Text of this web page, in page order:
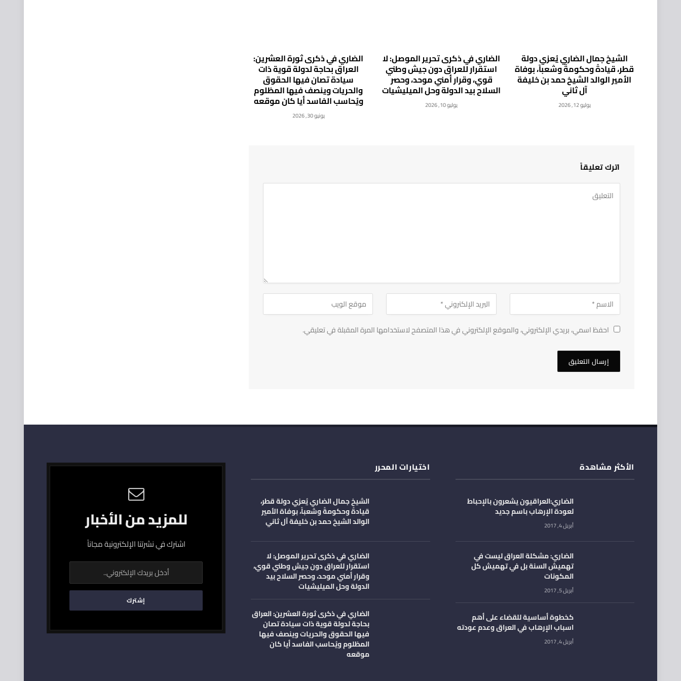
الشيخ جمال الضاري يُعزي دولة
قطر، قيادةً وحكومةً وشعباً، بوفاة
الأمير الوالد الشيخ حمد بن خليفة
آل ثاني
يوليو 12, 2026
الضاري في ذكرى تحرير الموصل: لا
استقرار للعراق دون جيش وطني
قوي، وقرار أمني موحد، وحصر
السلاح بيد الدولة وحل الميليشيات
يوليو 10, 2026
الضاري في ذكرى ثورة العشرين:
العراق بحاجة لدولة قوية ذات
سيادة تصان فيها الحقوق
والحريات وينصف فيها المظلوم
ويُحاسب الفاسد أيا كان موقعه
يونيو 30, 2026
اترك تعليقاً
احفظ اسمي، بريدي الإلكتروني، والموقع الإلكتروني في هذا المتصفح لاستخدامها المرة المقبلة في تعليقي.
الأكثر مشاهدة
الضاري:العراقيون يشعرون بالإحباط
لعودة الإرهاب باسم جديد
أبريل 4, 2017
الضاري: مشكلة العراق ليست في
تهميش السنة بل في تهميش كل
المكونات
أبريل 5, 2017
كخطوة أساسية للقضاء على أهم
اسباب الإرهاب في العراق وعدم عودته
أبريل 4, 2017
اختيارات المحرر
الشيخ جمال الضاري يُعزي دولة قطر،
قيادةً وحكومةً وشعباً، بوفاة الأمير
الوالد الشيخ حمد بن خليفة آل ثاني
الضاري في ذكرى تحرير الموصل: لا
استقرار للعراق دون جيش وطني قوي،
وقرار أمني موحد، وحصر السلاح بيد
الدولة وحل الميليشيات
الضاري في ذكرى ثورة العشرين: العراق
بحاجة لدولة قوية ذات سيادة تصان
فيها الحقوق والحريات وينصف فيها
المظلوم ويُحاسب الفاسد أيا كان
موقعه
للمزيد من الأخبار
اشترك في نشرتنا الإلكترونية مجاناً